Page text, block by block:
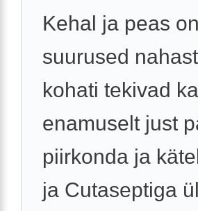
Kehal ja peas
suurused
kohati tekivad
enamuselt just
piirkonda ja
ja Cutaseptiga